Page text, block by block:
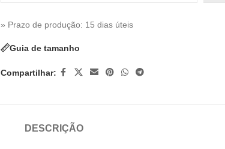
» Prazo de produção: 15 dias úteis
Guia de tamanho
Compartilhar:
DESCRIÇÃO